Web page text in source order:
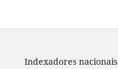
Indexadores nacionais